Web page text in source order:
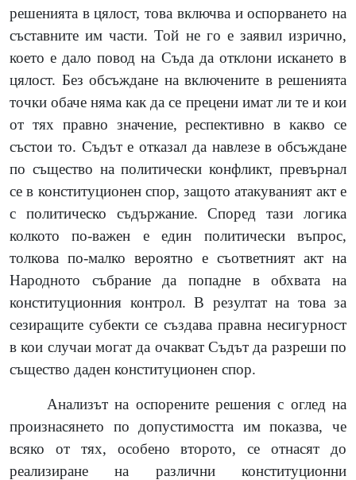
решенията в цялост, това включва и оспорването на
съставните им части. Той не го е заявил изрично,
което е дало повод на Съда да отклони искането в
цялост. Без обсъждане на включените в решенията
точки обаче няма как да се прецени имат ли те и кои
от тях правно значение, респективно в какво се
състои то. Съдът е отказал да навлезе в обсъждане
по същество на политически конфликт, превърнал
се в конституционен спор, защото атакуваният акт е
с политическо съдържание. Според тази логика
колкото по-важен е един политически въпрос,
толкова по-малко вероятно е съответният акт на
Народното събрание да попадне в обхвата на
конституционния контрол. В резултат на това за
сезиращите субекти се създава правна несигурност
в кои случаи могат да очакват Съдът да разреши по
същество даден конституционен спор.
Анализът на оспорените решения с оглед на
произнасянето по допустимостта им показва, че
всяко от тях, особено второто, се отнасят до
реализиране на различни конституционни